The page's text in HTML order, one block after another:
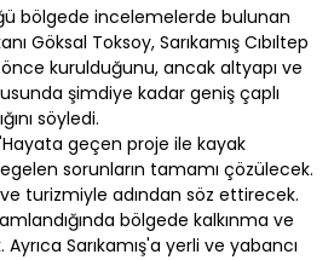
bölgede incelemelerde bulunan
Göksal Toksoy, Sarıkamış Cıbıltep
önce kurulduğunu, ancak altyapı ve
şimdiye kadar geniş çaplı
söyledi.
geçen proje ile kayak
sorunların tamamı çözülecek.
ve turizmiyle adından söz ettirecek.
bölgede kalkınma ve
Sarıkamış'a yerli ve yabancı